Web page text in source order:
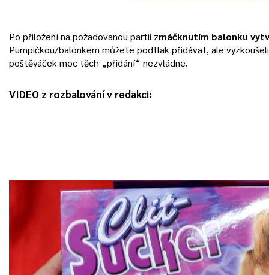
Po přiložení na požadovanou partii zmáčknutím balonku
Pumpičkou/balonkem můžete podtlak přidávat, ale
poštěváček moc těch „přidání“ nezvládne.
VIDEO z rozbalování v redakci: